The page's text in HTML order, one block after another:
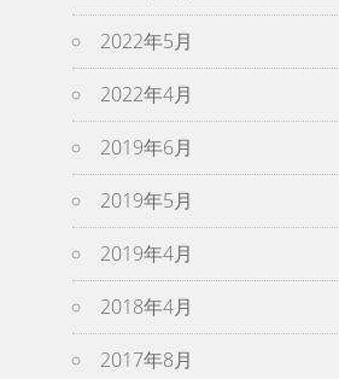
2022年5月
2022年4月
2019年6月
2019年5月
2019年4月
2018年4月
2017年8月